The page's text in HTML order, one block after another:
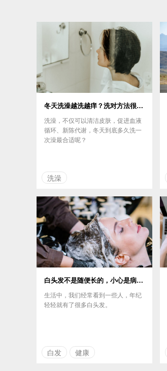
冬天洗澡越洗越痒？洗对方法很重要
洗澡，不仅可以清洁皮肤，促进血液
循环、新陈代谢，冬天到底多久洗一
次澡最合适呢？
洗澡
白头发不是随便长的，小心是病！预防白发有妙招
生活中，我们经常看到一些人，年纪
轻轻就有了很多白头发。
白发 健康